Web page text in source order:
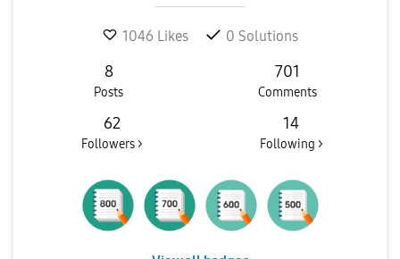
1046 Likes 0 Solutions
8
Posts
701
Comments
62
Followers >
14
Following >